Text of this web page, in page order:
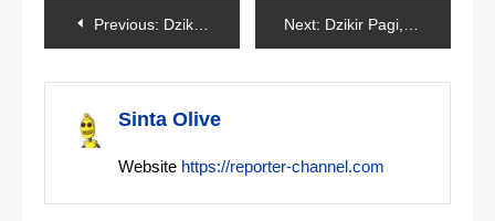
Navigasi
Previous: Dzikir Pagi, Al Zalzalah Ayat 7-8: Maha Adil Timbangan Allah, Kebaikan Dan Kejahatan Manusia Dibalas Next: Dzikir Pagi, Al Bayyinah Ayat 7: Mukmin Beriman Dan Berbuat Kebajikan Itu Sebaik-Baik Makhluk
Sinta Olive
Website https://reporter-channel.com